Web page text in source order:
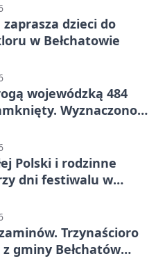
zaprasza dzieci do
w Bełchatowie
wojewódzką 484
Wyznaczono
Polski i rodzinne
dni festiwalu w
Trzynaścioro
gminy Bełchatów